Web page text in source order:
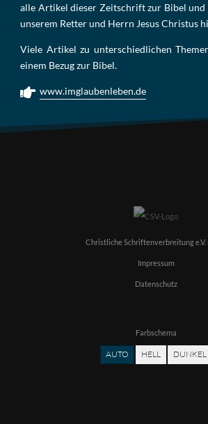
al­le Ar­ti­kel die­ser Zeit­schrift zur Bi­bel und
un­se­rem Ret­ter und Herrn Je­sus Chris­tus
Viele Artikel zu unterschiedlichen
einem Bezug zur Bibel.
www.imglaubenleben.de
Christliche Schriftenverbreitung e.V.
Impressum
Datenschutz
Farbschema
AUTO HELL DUNKEL